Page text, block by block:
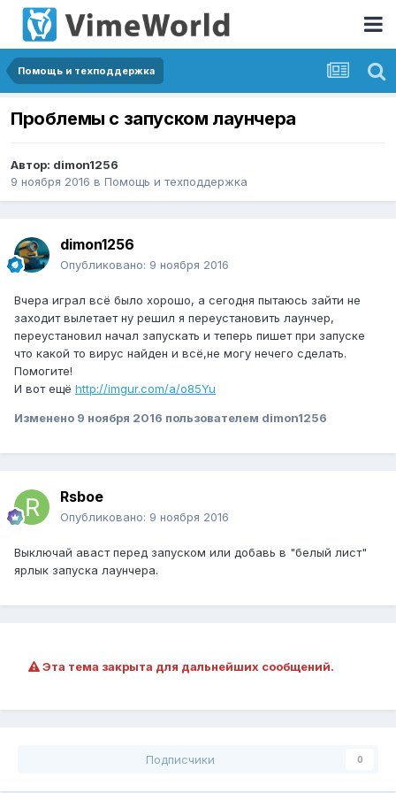
Помощь и техподдержка
Проблемы с запуском лаунчера
Автор: dimon1256
9 ноября 2016 в Помощь и техподдержка
dimon1256
Опубликовано: 9 ноября 2016
Вчера играл всё было хорошо, а сегодня пытаюсь зайти не
заходит вылетает ну решил я переустановить лаунчер,
переустановил начал запускать и теперь пишет при запуске
что какой то вирус найден и всё,не могу нечего сделать.
Помогите!
И вот ещё http://imgur.com/a/o85Yu
Изменено 9 ноября 2016 пользователем dimon1256
Rsboe
Опубликовано: 9 ноября 2016
Выключай аваст перед запуском или добавь в "белый лист"
ярлык запуска лаунчера.
Эта тема закрыта для дальнейших сообщений.
Подписчики 0